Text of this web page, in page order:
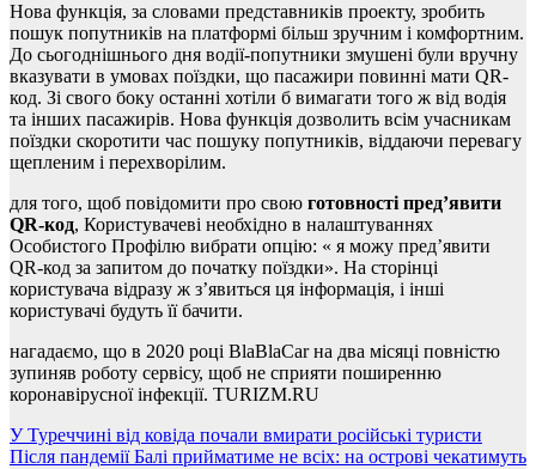
Нова функція, за словами представників проекту, зробить
пошук попутників на платформі більш зручним і комфортним.
До сьогоднішнього дня водії-попутники змушені були вручну
вказувати в умовах поїздки, що пасажири повинні мати QR-
код. Зі свого боку останні хотіли б вимагати того ж від водія
та інших пасажирів. Нова функція дозволить всім учасникам
поїздки скоротити час пошуку попутників, віддаючи перевагу
щепленим і перехворілим.
для того, щоб повідомити про свою готовності пред’явити
QR-код, Користувачеві необхідно в налаштуваннях
Особистого Профілю вибрати опцію: « я можу пред’явити
QR-код за запитом до початку поїздки». На сторінці
користувача відразу ж з’явиться ця інформація, і інші
користувачі будуть її бачити.
нагадаємо, що в 2020 році BlaBlaCar на два місяці повністю
зупиняв роботу сервісу, щоб не сприяти поширенню
коронавірусної інфекції. TURIZM.RU
Навігація
У Туреччині від ковіда почали вмирати російські туристи
Після пандемії Балі прийматиме не всіх: на острові чекатимуть